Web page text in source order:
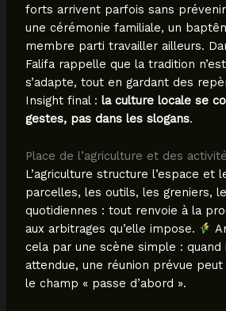
forts arrivent parfois sans
une cérémonie familiale, un
membre parti travailler ailleurs.
Falifa rappelle que la tradition
s’adapte, tout en gardant des
Insight final : la culture locale se
gestes, pas dans les slogans.
Place de l’agriculture et des
L’agriculture structure l’espace et
parcelles, les outils, les greniers,
quotidiennes : tout renvoie à la
aux arbitrages qu’elle impose.
cela par une scène simple : quand
attendue, une réunion prévue
le champ « passe d’abord ».